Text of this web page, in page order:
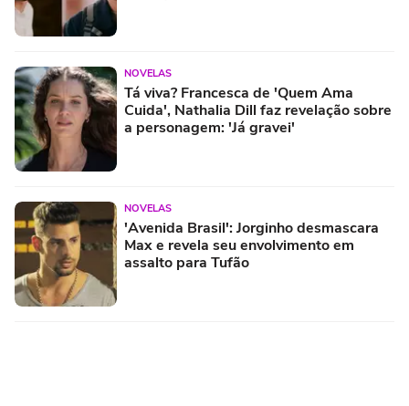
NOVELAS
Tá viva? Francesca de 'Quem Ama
Cuida', Nathalia Dill faz revelação sobre
a personagem: 'Já gravei'
NOVELAS
'Avenida Brasil': Jorginho desmascara
Max e revela seu envolvimento em
assalto para Tufão